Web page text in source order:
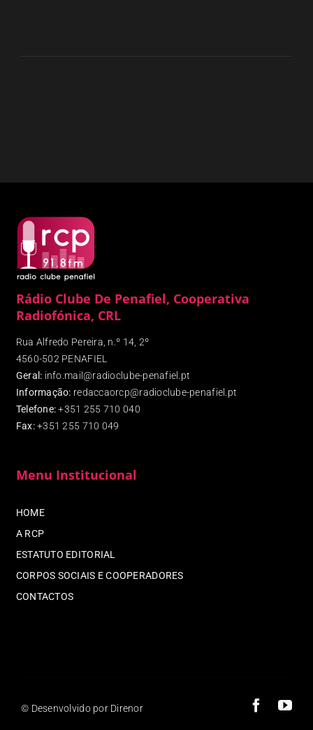
Rádio Clube De Penafiel, Cooperativa
Radiofónica, CRL
Rua Alfredo Pereira, n.º 14, 2º
4560-502 PENAFIEL
Geral: info.mail@radioclube-penafiel.pt
Informação: redaccaorcp@radioclube-penafiel.pt
Telefone: +351 255 710 040
Fax:+351 255 710 049
Menu Institucional
HOME
A RCP
ESTATUTO EDITORIAL
CORPOS SOCIAIS E COOPERADORES
CONTACTOS
© Desenvolvido por Direnor